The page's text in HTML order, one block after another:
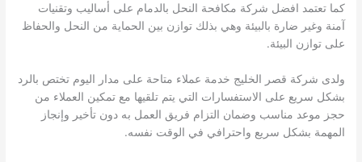
كما تعتمد افضل شركة مكافحة النحل بالدمام على أساليب وتقنيات
آمنة وغير ضارة بالبيئة وهي بذلك توازن بين الحماية من النحل والحفاظ
على توازن البيئة.
ولدى شركة قصر الخليج خدمة عملاء متاحة على مدار اليوم تختص بالرد
بشكل سريع على الاستفسارات التي يتم تلقيها مع تمكين العملاء من
حجز موعد مناسب وضمان التزام فريق العمل به دون تأخير وإنجاز
المهمة بشكل سريع واحترافي في الوقت نفسه.